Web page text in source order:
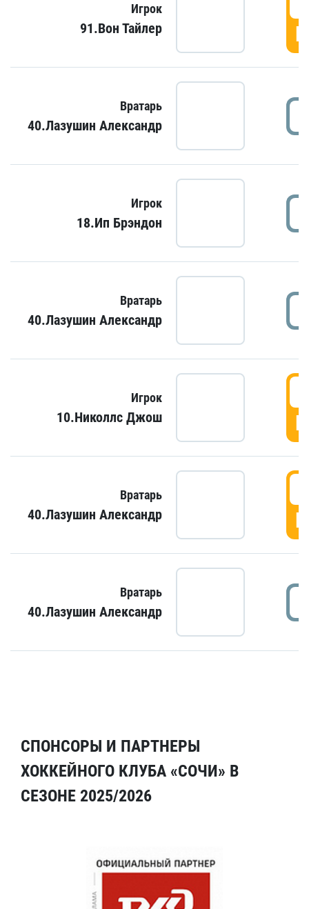
Игрок
91.Вон Тайлер
Вратарь
40.Лазушин Александр
Игрок
18.Ип Брэндон
Вратарь
40.Лазушин Александр
Игрок
10.Николлс Джош
Вратарь
40.Лазушин Александр
Вратарь
40.Лазушин Александр
СПОНСОРЫ И ПАРТНЕРЫ
ХОККЕЙНОГО КЛУБА «СОЧИ» В
СЕЗОНЕ 2025/2026